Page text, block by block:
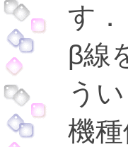
す．
β線
う
機種